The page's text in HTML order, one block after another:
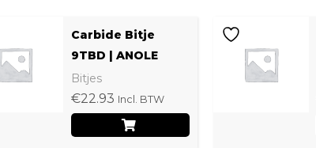
Carbide Bitje
9TBD | ANOLE
Bitjes
€22.93 Incl. BTW